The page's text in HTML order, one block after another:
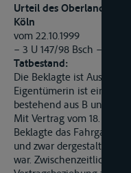
Urteil des
Köln
vom 22.10.1999
– 3 U 147/98 Bsch –
Tatbestand:
Die Beklagte ist
Eigentümerin ist eine
bestehend aus B und S.
Mit Vertrag vom 18. Mai
Beklagte das
und zwar dergestalt, dass
war. Zwischenzeitlich ist